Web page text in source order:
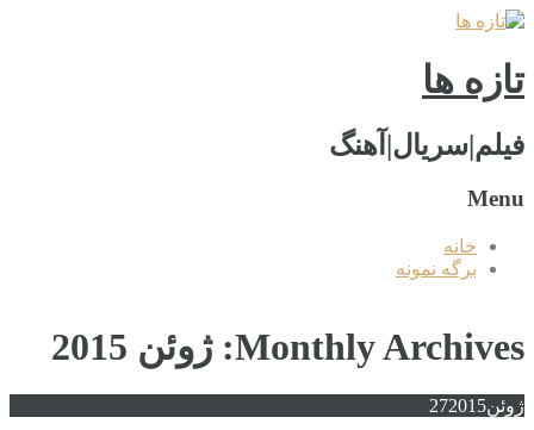
تازه ها
فیلم|سریال|آهنگ
Menu
خانه
برگه نمونه
Monthly Archives: ژوئن 2015
ژوئن 272015